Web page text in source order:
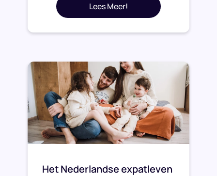
Lees Meer!
Het Nederlandse expatleven